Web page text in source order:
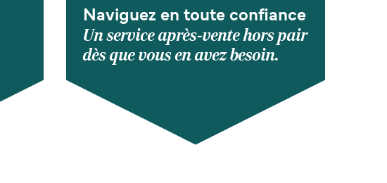
Naviguez en toute confiance
Un service après-vente hors pair
dès que vous en avez besoin.